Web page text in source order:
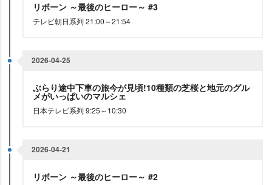
リボーン ～最後のヒーロー～ #3
テレビ朝日系列 21:00～21:54
2026-04-25
ぶらり途中下車の旅今が見頃!10種類の芝桜と地元のグル
メがいっぱいのマルシェ
日本テレビ系列 9:25～10:30
2026-04-21
リボーン ～最後のヒーロー～ #2